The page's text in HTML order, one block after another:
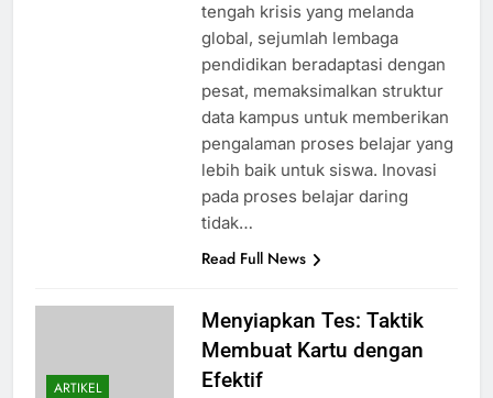
tengah krisis yang melanda
global, sejumlah lembaga
pendidikan beradaptasi dengan
pesat, memaksimalkan struktur
data kampus untuk memberikan
pengalaman proses belajar yang
lebih baik untuk siswa. Inovasi
pada proses belajar daring
tidak…
Read Full News
ARTIKEL
Menyiapkan Tes: Taktik
Membuat Kartu dengan
Efektif